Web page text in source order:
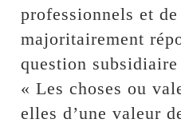
professionnels et
majoritairement
question
« Les choses ou
elles d’une valeur